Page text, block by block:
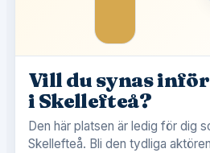
Vill du synas
i Skellefteå?
Den här platsen är ledig för dig
Skellefteå. Bli den tydliga